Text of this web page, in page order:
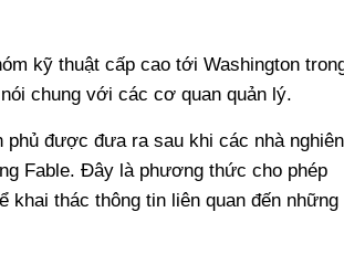
kỹ thuật cấp cao tới Washington
chung với các cơ quan quản lý.
phủ được đưa ra sau khi các nhà nghiên
Fable. Đây là phương thức cho phép
thác thông tin liên quan đến những